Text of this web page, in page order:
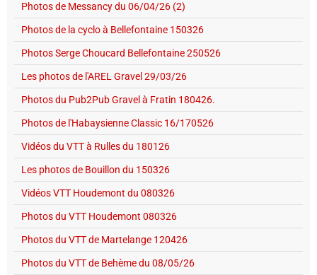
Photos de Messancy du 06/04/26 (2)
Photos de la cyclo à Bellefontaine 150326
Photos Serge Choucard Bellefontaine 250526
Les photos de l'AREL Gravel 29/03/26
Photos du Pub2Pub Gravel à Fratin 180426.
Photos de l'Habaysienne Classic 16/170526
Vidéos du VTT à Rulles du 180126
Les photos de Bouillon du 150326
Vidéos VTT Houdemont du 080326
Photos du VTT Houdemont 080326
Photos du VTT de Martelange 120426
Photos du VTT de Behème du 08/05/26